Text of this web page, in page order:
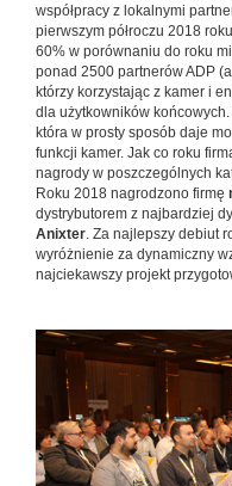
współpracy z lokalnymi
pierwszym półroczu 2018
60% w porównaniu do roku
ponad 2500 partnerów ADP
którzy korzystając z kamer i
dla użytkowników
która w prosty sposób daje
funkcji kamer. Jak co roku
nagrody w poszczególnych
Roku 2018 nagrodzono firmę
dystrybutorem z najbardziej
Anixter. Za najlepszy debiut
wyróżnienie za dynamiczny
najciekawszy projekt